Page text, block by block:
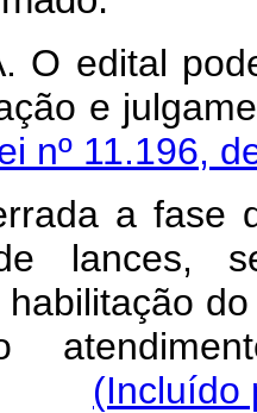
O edital
e
nº 11.196,
a fase de
de lances,
(Incluído